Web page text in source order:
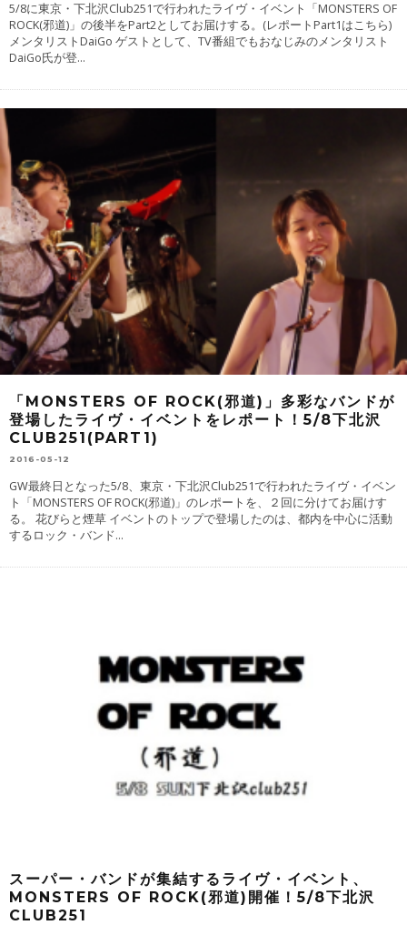
5/8に東京・下北沢Club251で行われたライヴ・イベント「MONSTERS OF
ROCK(邪道)」の後半をPart2としてお届けする。(レポートPart1はこちら)
メンタリストDaiGo ゲストとして、TV番組でもおなじみのメンタリスト
DaiGo氏が登...
「MONSTERS OF ROCK(邪道)」多彩なバンドが
登場したライヴ・イベントをレポート！5/8下北沢
CLUB251(PART1)
2016-05-12
GW最終日となった5/8、東京・下北沢Club251で行われたライヴ・イベン
ト「MONSTERS OF ROCK(邪道)」のレポートを、２回に分けてお届けす
る。 花びらと煙草 イベントのトップで登場したのは、都内を中心に活動
するロック・バンド...
スーパー・バンドが集結するライヴ・イベント、
MONSTERS OF ROCK(邪道)開催！5/8下北沢
CLUB251